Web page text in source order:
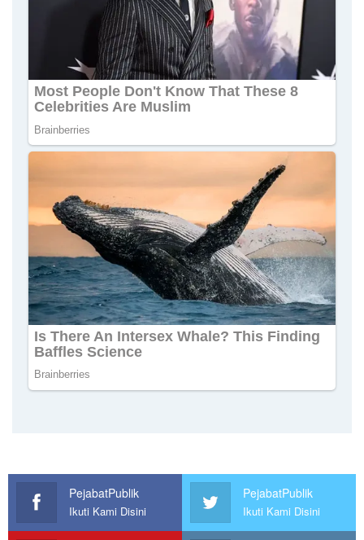
PejabatPublik
Ikuti Kami Disini
PejabatPublik
Ikuti Kami Disini